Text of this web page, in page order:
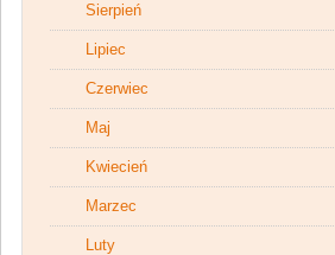
Sierpień
Lipiec
Czerwiec
Maj
Kwiecień
Marzec
Luty